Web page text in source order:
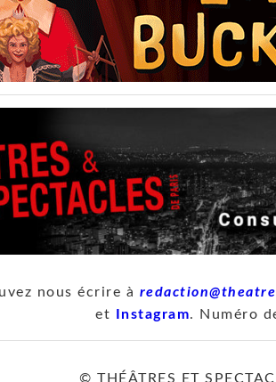
nous écrire à
et Instagram. Numéro
© THÉÂTRES ET